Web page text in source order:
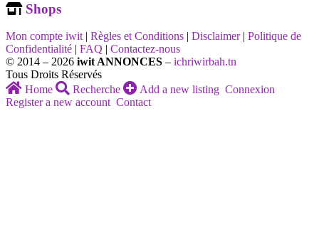
Shops
Mon compte iwit | Règles et Conditions | Disclaimer | Politique de
Confidentialité | FAQ | Contactez-nous
© 2014 – 2026 iwit ANNONCES – ichriwirbah.tn
Tous Droits Réservés
Home
Recherche Add a new listing Connexion
Register a new account Contact